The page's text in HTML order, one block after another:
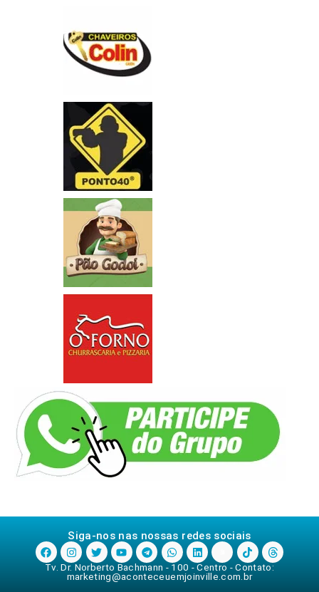
Siga-nos nas nossas redes sociais
Tv. Dr. Norberto Bachmann - 100 - Centro - Contato:
marketing@aconteceuemjoinville.com.br